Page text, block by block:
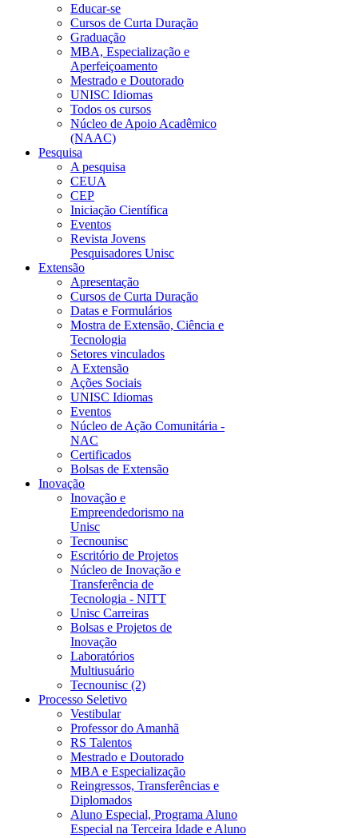
Educar-se
Cursos de Curta Duração
Graduação
MBA, Especialização e
Aperfeiçoamento
Mestrado e Doutorado
UNISC Idiomas
Todos os cursos
Núcleo de Apoio Acadêmico
(NAAC)
Pesquisa
A pesquisa
CEUA
CEP
Iniciação Científica
Eventos
Revista Jovens
Pesquisadores Unisc
Extensão
Apresentação
Cursos de Curta Duração
Datas e Formulários
Mostra de Extensão, Ciência e
Tecnologia
Setores vinculados
A Extensão
Ações Sociais
UNISC Idiomas
Eventos
Núcleo de Ação Comunitária -
NAC
Certificados
Bolsas de Extensão
Inovação
Inovação e
Empreendedorismo na
Unisc
Tecnounisc
Escritório de Projetos
Núcleo de Inovação e
Transferência de
Tecnologia - NITT
Unisc Carreiras
Bolsas e Projetos de
Inovação
Laboratórios
Multiusuário
Tecnounisc (2)
Processo Seletivo
Vestibular
Professor do Amanhã
RS Talentos
Mestrado e Doutorado
MBA e Especialização
Reingressos, Transferências e
Diplomados
Aluno Especial, Programa Aluno
Especial na Terceira Idade e Aluno